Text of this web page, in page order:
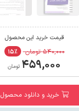
قیمت خرید این محصول
۵۴۰,۰۰۰ تومان ۱۵٪
۴۵۹,۰۰۰ تومان
خرید و دانلود محصول